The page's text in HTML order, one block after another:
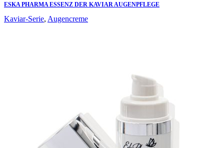
ESKA PHARMA ESSENZ DER KAVIAR AUGENPFLEGE
Kaviar-Serie, Augencreme